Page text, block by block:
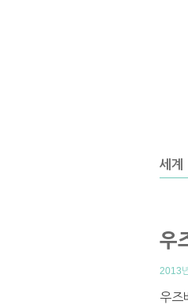
세계
우
2013
우즈